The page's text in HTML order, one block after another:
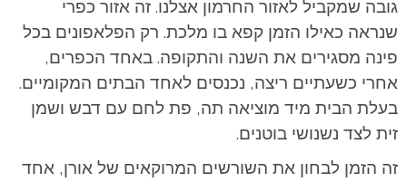
גובה שמקביל לאזור החרמון אצלנו. זה אזור כפרי
שנראה כאילו הזמן קפא בו מלכת. רק הפלאפונים בכל
פינה מסגירים את השנה והתקופה. באחד הכפרים,
אחרי כשעתיים ריצה, נכנסים לאחד הבתים המקומיים.
בעלת הבית מיד מוציאה תה, פת לחם עם דבש ושמן
זית לצד נשנושי בוטנים.
זה הזמן לבחון את השורשים המרוקאים של אורן, אחד